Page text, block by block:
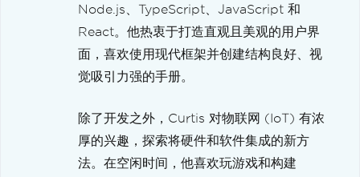
Node.js、TypeScript、JavaScript 和
React。他热衷于打造直观且美观的用户界
面，喜欢使用现代框架并创建结构良好、视
觉吸引力强的手册。
除了开发之外，Curtis 对物联网 (IoT) 有浓
厚的兴趣，探索将硬件和软件集成的新方
法。在空闲时间，他喜欢玩游戏和构建